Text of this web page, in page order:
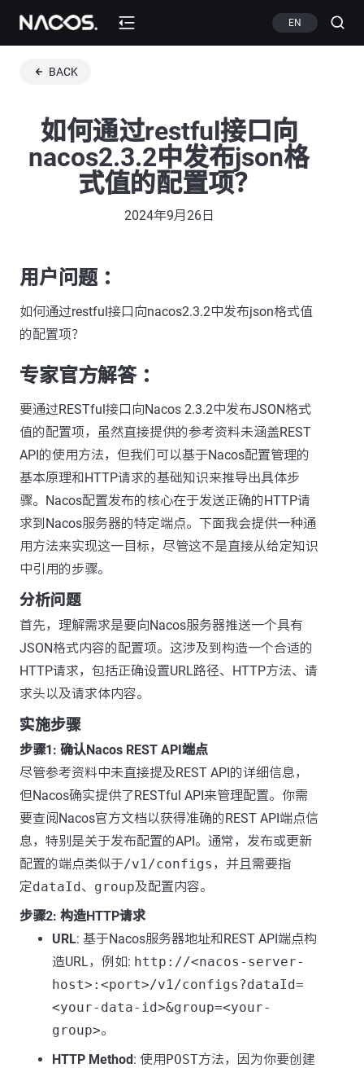
EN
BACK
如何通过restful接口向
nacos2.3.2中发布json格
式值的配置项？
2024年9月26日
用户问题 ：
如何通过restful接口向nacos2.3.2中发布json格式值
的配置项？
专家官方解答 ：
要通过RESTful接口向Nacos 2.3.2中发布JSON格式
值的配置项，虽然直接提供的参考资料未涵盖REST
API的使用方法，但我们可以基于Nacos配置管理的
基本原理和HTTP请求的基础知识来推导出具体步
骤。Nacos配置发布的核心在于发送正确的HTTP请
求到Nacos服务器的特定端点。下面我会提供一种通
用方法来实现这一目标，尽管这不是直接从给定知识
中引用的步骤。
分析问题
首先，理解需求是要向Nacos服务器推送一个具有
JSON格式内容的配置项。这涉及到构造一个合适的
HTTP请求，包括正确设置URL路径、HTTP方法、请
求头以及请求体内容。
实施步骤
步骤1: 确认Nacos REST API端点
尽管参考资料中未直接提及REST API的详细信息，
但Nacos确实提供了RESTful API来管理配置。你需
要查阅Nacos官方文档以获得准确的REST API端点信
息，特别是关于发布配置的API。通常，发布或更新
配置的端点类似于/v1/configs ，并且需要指
定dataId、 group及配置内容。
步骤2: 构造HTTP请求
URL: 基于Nacos服务器地址和REST API端点构
造URL，例如: http://<nacos-server-
host>:<port>/v1/configs?dataId=
<your-data-id>&group=<your-
group>。
HTTP Method: 使用POST方法，因为你要创建